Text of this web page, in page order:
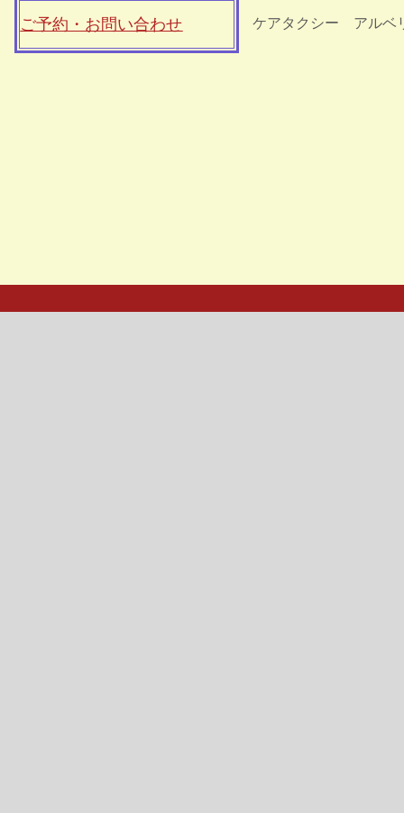
ご予約・お問い合わせ ケアタクシー アル